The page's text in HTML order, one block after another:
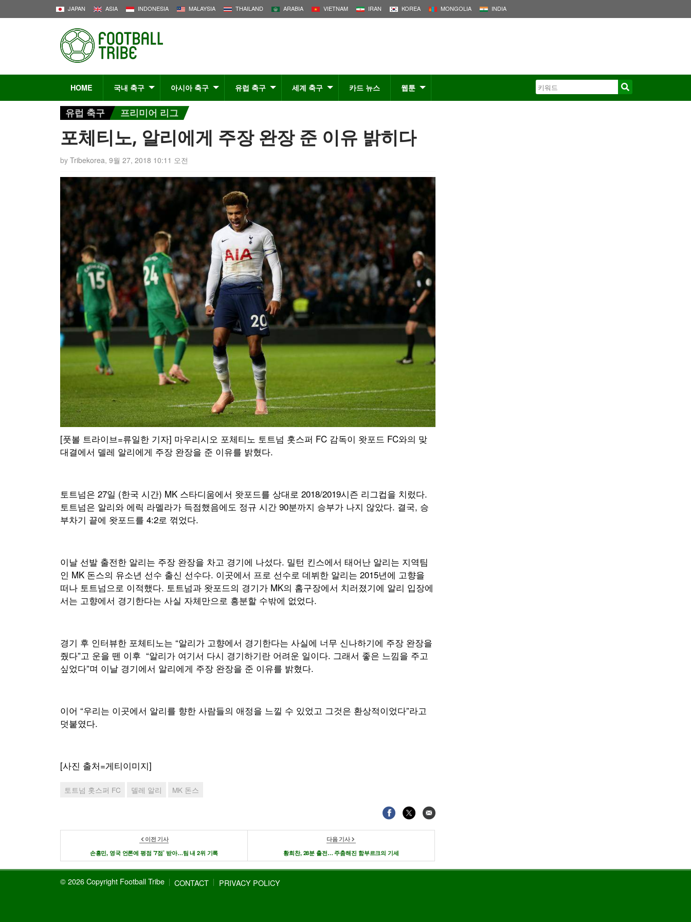
JAPAN ASIA INDONESIA MALAYSIA THAILAND ARABIA VIETNAM IRAN KOREA MONGOLIA INDIA
HOME 국내 축구 아시아 축구 유럽 축구 세계 축구 카드 뉴스 웹툰
유럽 축구 프리미어 리그
포체티노, 알리에게 주장 완장 준 이유 밝히다
by Tribekorea, 9월 27, 2018 10:11 오전
[풋볼 트라이브=류일한 기자] 마우리시오 포체티노 토트넘 홋스퍼 FC 감독이 왓포드 FC와의 맞
대결에서 델레 알리에게 주장 완장을 준 이유를 밝혔다.
토트넘은 27일 (한국 시간) MK 스타디움에서 왓포드를 상대로 2018/2019시즌 리그컵을 치렀다.
토트넘은 알리와 에릭 라멜라가 득점했음에도 정규 시간 90분까지 승부가 나지 않았다. 결국, 승
부차기 끝에 왓포드를 4:2로 꺾었다.
이날 선발 출전한 알리는 주장 완장을 차고 경기에 나섰다. 밀턴 킨스에서 태어난 알리는 지역팀
인 MK 돈스의 유소년 선수 출신 선수다. 이곳에서 프로 선수로 데뷔한 알리는 2015년에 고향을
떠나 토트넘으로 이적했다. 토트넘과 왓포드의 경기가 MK의 홈구장에서 치러졌기에 알리 입장에
서는 고향에서 경기한다는 사실 자체만으로 흥분할 수밖에 없었다.
경기 후 인터뷰한 포체티노는 “알리가 고향에서 경기한다는 사실에 너무 신나하기에 주장 완장을
줬다”고 운을 뗀 이후 “알리가 여기서 다시 경기하기란 어려운 일이다. 그래서 좋은 느낌을 주고
싶었다”며 이날 경기에서 알리에게 주장 완장을 준 이유를 밝혔다.
이어 “우리는 이곳에서 알리를 향한 사람들의 애정을 느낄 수 있었고 그것은 환상적이었다”라고
덧붙였다.
[사진 출처=게티이미지]
토트넘 홋스퍼 FC 델레 알리 MK 돈스
이전 기사
손흥민, 영국 언론에 평점 ‘7점’ 받아…팀 내 2위 기록
다음 기사
황희찬, 28분 출전… 주춤해진 함부르크의 기세
© 2026 Copyright Football Tribe CONTACT PRIVACY POLICY